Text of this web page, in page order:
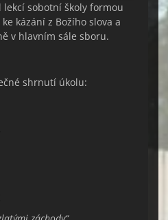
sobotní školy formou
kázání z Božího slova a
v hlavním sále sboru.
shrnutí úkolu: